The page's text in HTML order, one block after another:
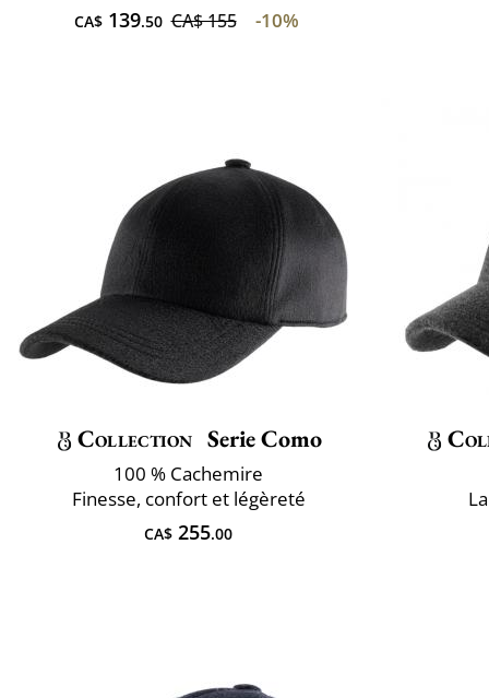
CA$139.50 CA$ 155 -10%
Collection Serie Como
100 % Cachemire
Finesse, confort et légèreté
CA$ 255.00